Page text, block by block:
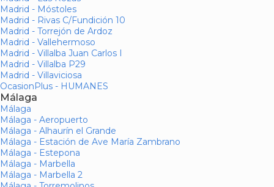
Madrid - Móstoles
Madrid - Rivas C/Fundición 10
Madrid - Torrejón de Ardoz
Madrid - Vallehermoso
Madrid - Villalba Juan Carlos I
Madrid - Villalba P29
Madrid - Villaviciosa
OcasionPlus - HUMANES
Málaga
Málaga
Málaga - Aeropuerto
Málaga - Alhaurín el Grande
Málaga - Estación de Ave María Zambrano
Málaga - Estepona
Málaga - Marbella
Málaga - Marbella 2